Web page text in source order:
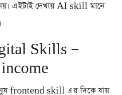
এইটাই দেখায় AI skill মানে
Skills —
income
frontend skill এর দিকে যায়